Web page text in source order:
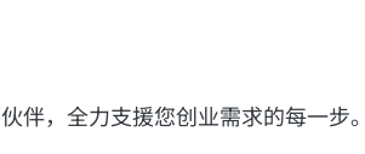
伴，全力支援您创业需求的每一步。